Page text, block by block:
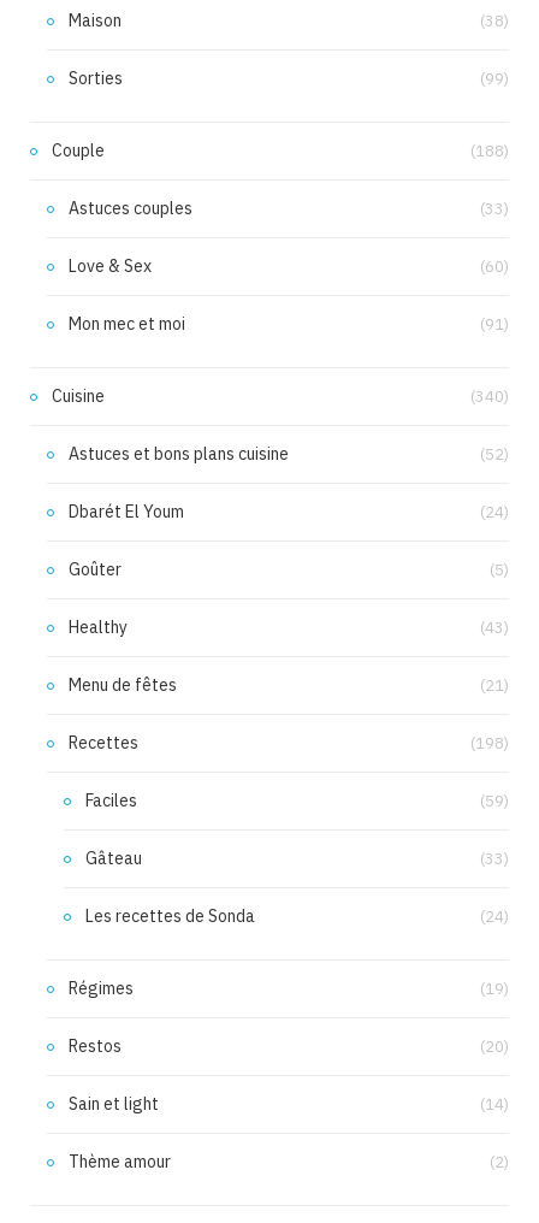
Maison (38)
Sorties (99)
Couple (188)
Astuces couples (33)
Love & Sex (60)
Mon mec et moi (91)
Cuisine (340)
Astuces et bons plans cuisine (52)
Dbarét El Youm (24)
Goûter (5)
Healthy (43)
Menu de fêtes (21)
Recettes (198)
Faciles (59)
Gâteau (33)
Les recettes de Sonda (24)
Régimes (19)
Restos (20)
Sain et light (14)
Thème amour (2)